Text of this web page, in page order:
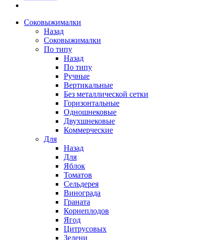
Соковыжималки
Назад
Соковыжималки
По типу
Назад
По типу
Ручные
Вертикальные
Без металлической сетки
Горизонтальные
Одношнековые
Двухшнековые
Коммерческие
Для
Назад
Для
Яблок
Томатов
Cельдерея
Винограда
Граната
Корнеплодов
Ягод
Цитрусовых
Зелени